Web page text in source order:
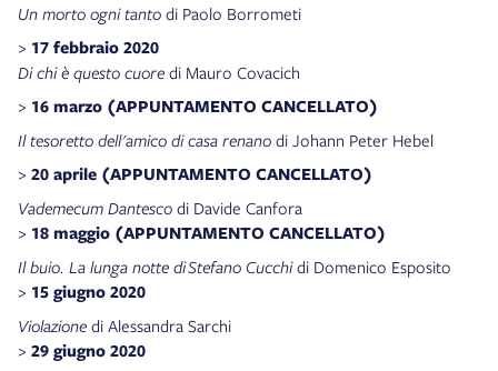
Un morto ogni tanto di Paolo Borrometi
> 17 febbraio 2020
Di chi è questo cuore di Mauro Covacich
> 16 marzo (APPUNTAMENTO CANCELLATO)
Il tesoretto dell'amico di casa renano di Johann Peter Hebel
> 20 aprile (APPUNTAMENTO CANCELLATO)
Vademecum Dantesco di Davide Canfora
> 18 maggio (APPUNTAMENTO CANCELLATO)
Il buio. La lunga notte di Stefano Cucchidi Domenico Esposito
> 15 giugno 2020
Violazione di Alessandra Sarchi
> 29 giugno 2020